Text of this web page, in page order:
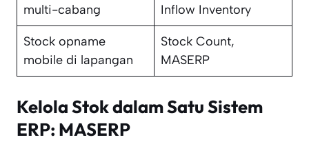
multi-cabang
Inflow Inventory
Stock opname
mobile di lapangan
Stock Count,
MASERP
Kelola Stok dalam Satu Sistem
ERP: MASERP